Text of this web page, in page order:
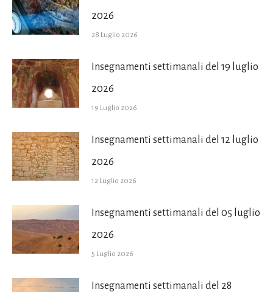
2026
28 Luglio 2026
Insegnamenti settimanali del 19 luglio
2026
19 Luglio 2026
Insegnamenti settimanali del 12 luglio
2026
12 Luglio 2026
Insegnamenti settimanali del 05 luglio
2026
5 Luglio 2026
Insegnamenti settimanali del 28